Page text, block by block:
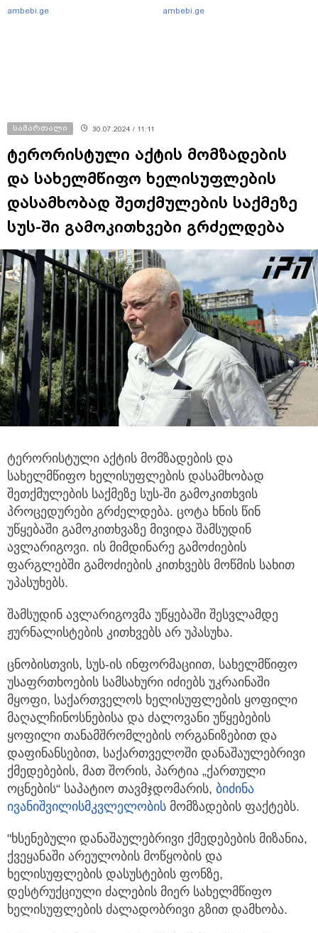
გადაწყვიტა ბაგრატიონთა
ambebi.ge
ბოლო ცნობები სეუტადან,
ambebi.ge
სამართალი 30.07.2024 / 11:11
ტერორისტული აქტის მომზადების
და სახელმწიფო ხელისუფლების
დასამხობად შეთქმულების საქმეზე
სუს-ში გამოკითხვები გრძელდება
ტერორისტული აქტის მომზადების და
სახელმწიფო ხელისუფლების დასამხობად
შეთქმულების საქმეზე სუს-ში გამოკითხვის
პროცედურები გრძელდება. ცოტა ხნის წინ
უწყებაში გამოკითხვაზე მივიდა შამსუდინ
ავლარიგოვი. ის მიმდინარე გამოძიების
ფარგლებში გამოძიების კითხვებს მოწმის სახით
უპასუხებს.
შამსუდინ ავლარიგოვმა უწყებაში შესვლამდე
ჟურნალისტების კითხვებს არ უპასუხა.
ცნობისთვის, სუს-ის ინფორმაციით, სახელმწიფო
უსაფრთხოების სამსახური იძიებს უკრაინაში
მყოფი, საქართველოს ხელისუფლების ყოფილი
მაღალჩინოსნებისა და ძალოვანი უწყებების
ყოფილი თანამშრომლების ორგანიზებით და
დაფინანსებით, საქართველოში დანაშაულებრივი
ქმედებების, მათ შორის, პარტია „ქართული
ოცნების“ საპატიო თავმჯდომარის, ბიძინა
ივანიშვილისმკვლელობის მომზადების ფაქტებს.
"ხსენებული დანაშაულებრივი ქმედებების მიზანია,
ქვეყანაში არეულობის მოწყობის და
ხელისუფლების დასუსტების ფონზე,
დესტრუქციული ძალების მიერ სახელმწიფო
ხელისუფლების ძალადობრივი გზით დამხობა.